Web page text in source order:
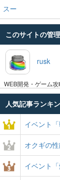
スー
このサイトの管
rusk
開発・ゲーム攻
人気記事ランキ
イベント
オクギの
イベント